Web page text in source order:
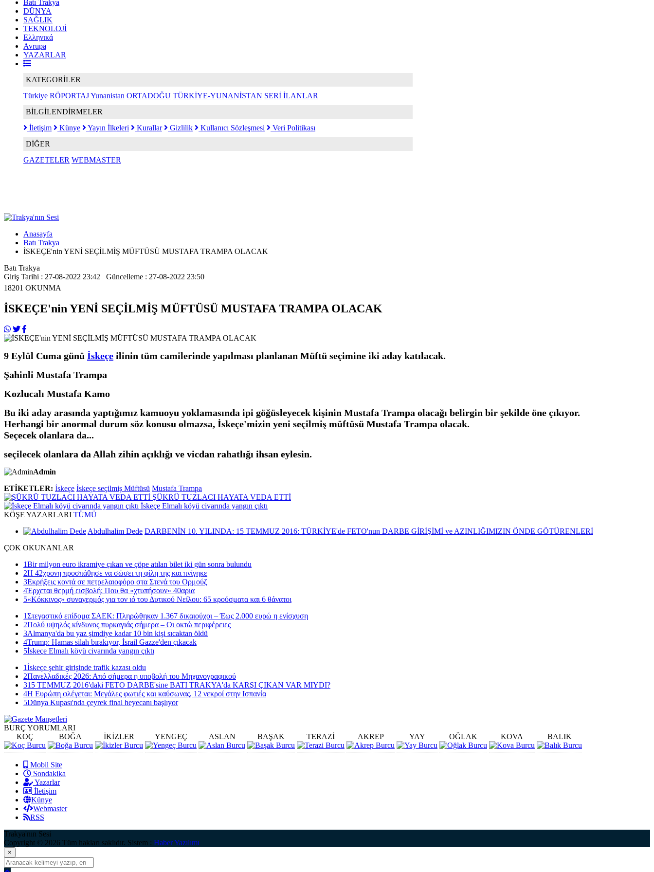
Batı Trakya
DÜNYA
SAĞLIK
TEKNOLOJİ
Ελληνικά
Avrupa
YAZARLAR
KATEGORİLER
Türkiye RÖPORTAJYunanistan ORTADOĞU TÜRKİYE-YUNANİSTAN SERİ İLANLAR
BİLGİLENDİRMELER
İletişim
Künye Yayın İlkeleri Kurallar Gizlilik Kullanıcı Sözleşmesi
Veri Politikası
DİĞER
GAZETELER WEBMASTER
Anasayfa
Batı Trakya
İSKEÇE'nin YENİ SEÇİLMİŞ MÜFTÜSÜ MUSTAFA TRAMPA OLACAK
Batı Trakya
Giriş Tarihi : 27-08-2022 23:42 Güncelleme : 27-08-2022 23:50
18201 OKUNMA
İSKEÇE'nin YENİ SEÇİLMİŞ MÜFTÜSÜ MUSTAFA TRAMPA OLACAK
9 Eylül Cuma günü İskeçe ilinin tüm camilerinde yapılması planlanan Müftü seçimine iki aday katılacak.
Şahinli Mustafa Trampa
Kozlucalı Mustafa Kamo
Bu iki aday arasında yaptığımız kamuoyu yoklamasında ipi göğüsleyecek kişinin Mustafa Trampa olacağı belirgin bir şekilde öne çıkıyor.
Herhangi bir anormal durum söz konusu olmazsa, İskeçe'mizin yeni seçilmiş müftüsü Mustafa Trampa olacak.
Seçecek olanlara da...
seçilecek olanlara da Allah zihin açıklığı ve vicdan rahatlığı ihsan eylesin.
Admin
ETİKETLER: İskeçe İskeçe seçilmiş Müftüsü Mustafa Trampa
ŞÜKRÜ TUZLACI HAYATA VEDA ETTİ
İskeçe Elmalı köyü civarında yangın çıktı
KÖŞE YAZARLARI TÜMÜ
Abdulhalim Dede DARBENİN 10. YILINDA: 15 TEMMUZ 2016: TÜRKİYE'de FETO'nun DARBE GİRİŞİMİ ve AZINLIĞIMIZIN ÖNDE GÖTÜRENLERİ
ÇOK OKUNANLAR
1Bir milyon euro ikramiye çıkan ve çöpe atılan bilet iki gün sonra bulundu
2Η 42χρονη προσπάθησε να σώσει τη φίλη της και πνίγηκε
3Εκρήξεις κοντά σε πετρελαιοφόρο στα Στενά του Ορμούζ
4Έρχεται θερμή εισβολή: Που θα «χτυπήσουν» 40αρια
5«Κόκκινος» συναγερμός για τον ιό του Δυτικού Νείλου: 65 κρούσματα και 6 θάνατοι
1Στεγαστικό επίδομα ΣΑΕΚ: Πληρώθηκαν 1.367 δικαιούχοι – Έως 2.000 ευρώ η ενίσχυση
2Πολύ υψηλός κίνδυνος πυρκαγιάς σήμερα – Οι οκτώ περιφέρειες
3Almanya'da bu yaz şimdiye kadar 10 bin kişi sıcaktan öldü
4Trump: Hamas silah bırakıyor, İsrail Gazze'den çıkacak
5İskeçe Elmalı köyü civarında yangın çıktı
1İskeçe şehir girişinde trafik kazası oldu
2Πανελλαδικές 2026: Από σήμερα η υποβολή του Μηχανογραφικού
315 TEMMUZ 2016'daki FETO DARBE'sine BATI TRAKYA'da KARŞI ÇIKAN VAR MIYDI?
4Η Ευρώπη φλέγεται: Μεγάλες φωτιές και καύσωνας, 12 νεκροί στην Ισπανία
5Dünya Kupası'nda çeyrek final heyecanı başlıyor
BURÇ YORUMLARI
KOÇ
BOĞA İKİZLER YENGEÇ ASLAN BAŞAK TERAZİ AKREP YAY OĞLAK KOVA BALIK
Mobil Site
Sondakika
Yazarlar
İletişim
Künye
Webmaster
RSS
Trakya'nın Sesi
Copyright © 2026 Tüm hakları saklıdır. Sistem : Haber Yazılımı
×